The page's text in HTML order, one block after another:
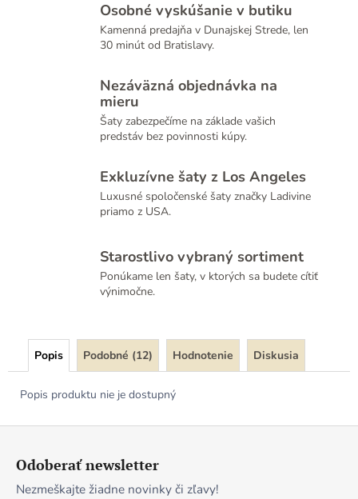
Osobné vyskúšanie v butiku
Kamenná predajňa v Dunajskej Strede, len
30 minút od Bratislavy.
Nezáväzná objednávka na
mieru
Šaty zabezpečíme na základe vašich
predstáv bez povinnosti kúpy.
Exkluzívne šaty z Los Angeles
Luxusné spoločenské šaty značky Ladivine
priamo z USA.
Starostlivo vybraný sortiment
Ponúkame len šaty, v ktorých sa budete cítiť
výnimočne.
Popis Podobné (12) Hodnotenie Diskusia
Popis produktu nie je dostupný
Odoberať newsletter
Nezmeškajte žiadne novinky či zľavy!